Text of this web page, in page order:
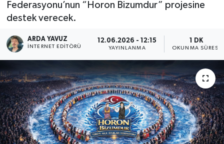
Federasyonu’nun “Horon Bizumdur” projesine
destek verecek.
ARDA YAVUZ
İNTERNET EDITÖRÜ
12.06.2026 - 12:15
YAYINLANMA
1 DK
OKUNMA SÜRESI
SPOR
ULUSAL
RESMİ İLAN